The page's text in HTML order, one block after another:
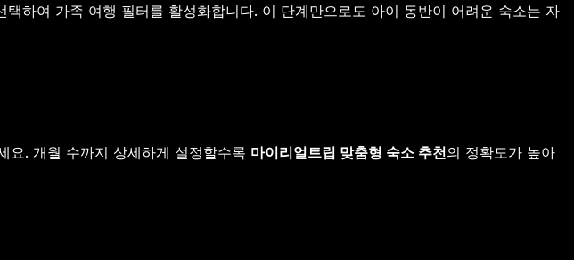
하여 가족 여행 필터를 활성화합니다. 이 단계만으로도 아이 동반이 어려운 숙소는 자
요. 개월 수까지 상세하게 설정할수록 마이리얼트립 맞춤형 숙소 추천의 정확도가 높아